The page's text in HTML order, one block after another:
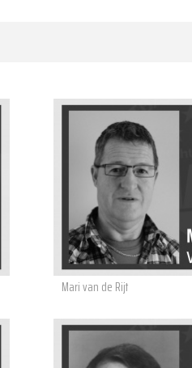
Mari van de Rijt